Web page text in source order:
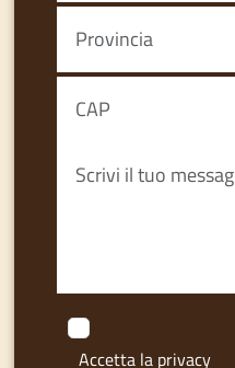
Accetta la privacy